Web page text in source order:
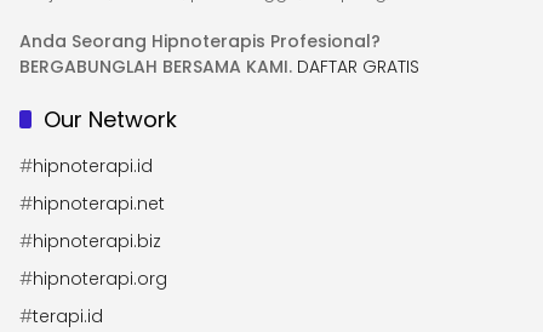
Anda Seorang Hipnoterapis Profesional?
BERGABUNGLAH BERSAMA KAMI. DAFTAR GRATIS
Our Network
#hipnoterapi.id
#hipnoterapi.net
#hipnoterapi.biz
#hipnoterapi.org
#terapi.id